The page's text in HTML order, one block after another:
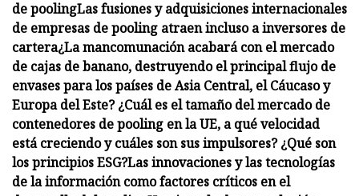
de poolingLas fusiones y adquisiciones internacionales
de empresas de pooling atraen incluso a inversores de
cartera¿La mancomunación acabará con el mercado
de cajas de banano, destruyendo el principal flujo de
envases para los países de Asia Central, el Cáucaso y
Europa del Este?¿Cuál es el tamaño del mercado de
contenedores de pooling en la UE, a qué velocidad
está creciendo y cuáles son sus impulsores? ¿Qué son
los principios ESG?Las innovaciones y las tecnologías
de la información como factores críticos en el